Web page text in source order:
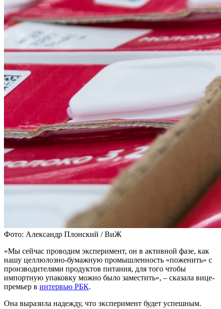
Фото: Александр Плонский / ВиЖ
«Мы сейчас проводим эксперимент, он в активной фазе, как
нашу целлюлозно-бумажную промышленность «поженить» с
производителями продуктов питания, для того чтобы
импортную упаковку можно было заместить», – сказала вице-
премьер в интервью РБК.
Она выразила надежду, что эксперимент будет успешным.